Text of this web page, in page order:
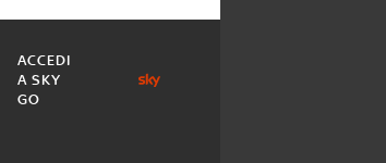
ACCEDI
A SKY
GO